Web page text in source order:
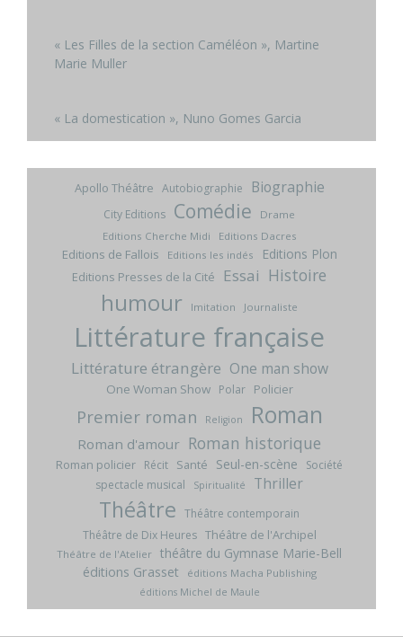
« Les Filles de la section Caméléon », Martine
Marie Muller
« La domestication », Nuno Gomes Garcia
Apollo Théâtre Autobiographie Biographie
City Editions Comédie
Drame
Editions Cherche Midi
Editions Dacres
Editions de Fallois Editions les indés Editions Plon
Editions Presses de la Cité Essai Histoire
humour Imitation Journaliste
Littérature française
Littérature étrangère One man show
One Woman Show Polar Policier
Premier roman Religion Roman
Roman d'amour Roman historique
Roman policier Récit Santé Seul-en-scène
Société
spectacle musical
Spiritualité Thriller
Théâtre Théâtre contemporain
Théâtre de Dix Heures Théâtre de l'Archipel
Théâtre de l'Atelier théâtre du Gymnase Marie-Bell
éditions Grasset
éditions Macha Publishing
éditions Michel de Maule